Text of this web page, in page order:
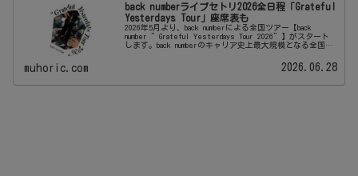
back numberライブセトリ2026全日程「Grateful
Yesterdays Tour」座席表も
2026年5月より、back numberによる全国ツアー【back
number ”Grateful Yesterdays Tour 2026”】がスタート
します。back numberのキャリア史上最大規模となる全国ス
muhoric.com 2026.06.28